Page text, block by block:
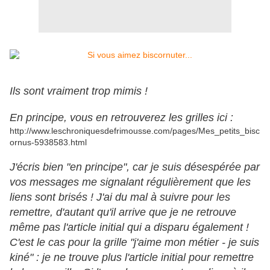
Ils sont vraiment trop mimis !
En principe, vous en retrouverez les grilles ici :
http://www.leschroniquesdefrimousse.com/pages/Mes_petits_bisc
ornus-5938583.html
J'écris bien "en principe", car je suis désespérée par
vos messages me signalant régulièrement que les
liens sont brisés ! J'ai du mal à suivre pour les
remettre, d'autant qu'il arrive que je ne retrouve
même pas l'article initial qui a disparu également !
C'est le cas pour la grille "j'aime mon métier - je suis
kiné" : je ne trouve plus l'article initial pour remettre